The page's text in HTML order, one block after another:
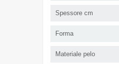
Spessore cm
Forma
Materiale pelo